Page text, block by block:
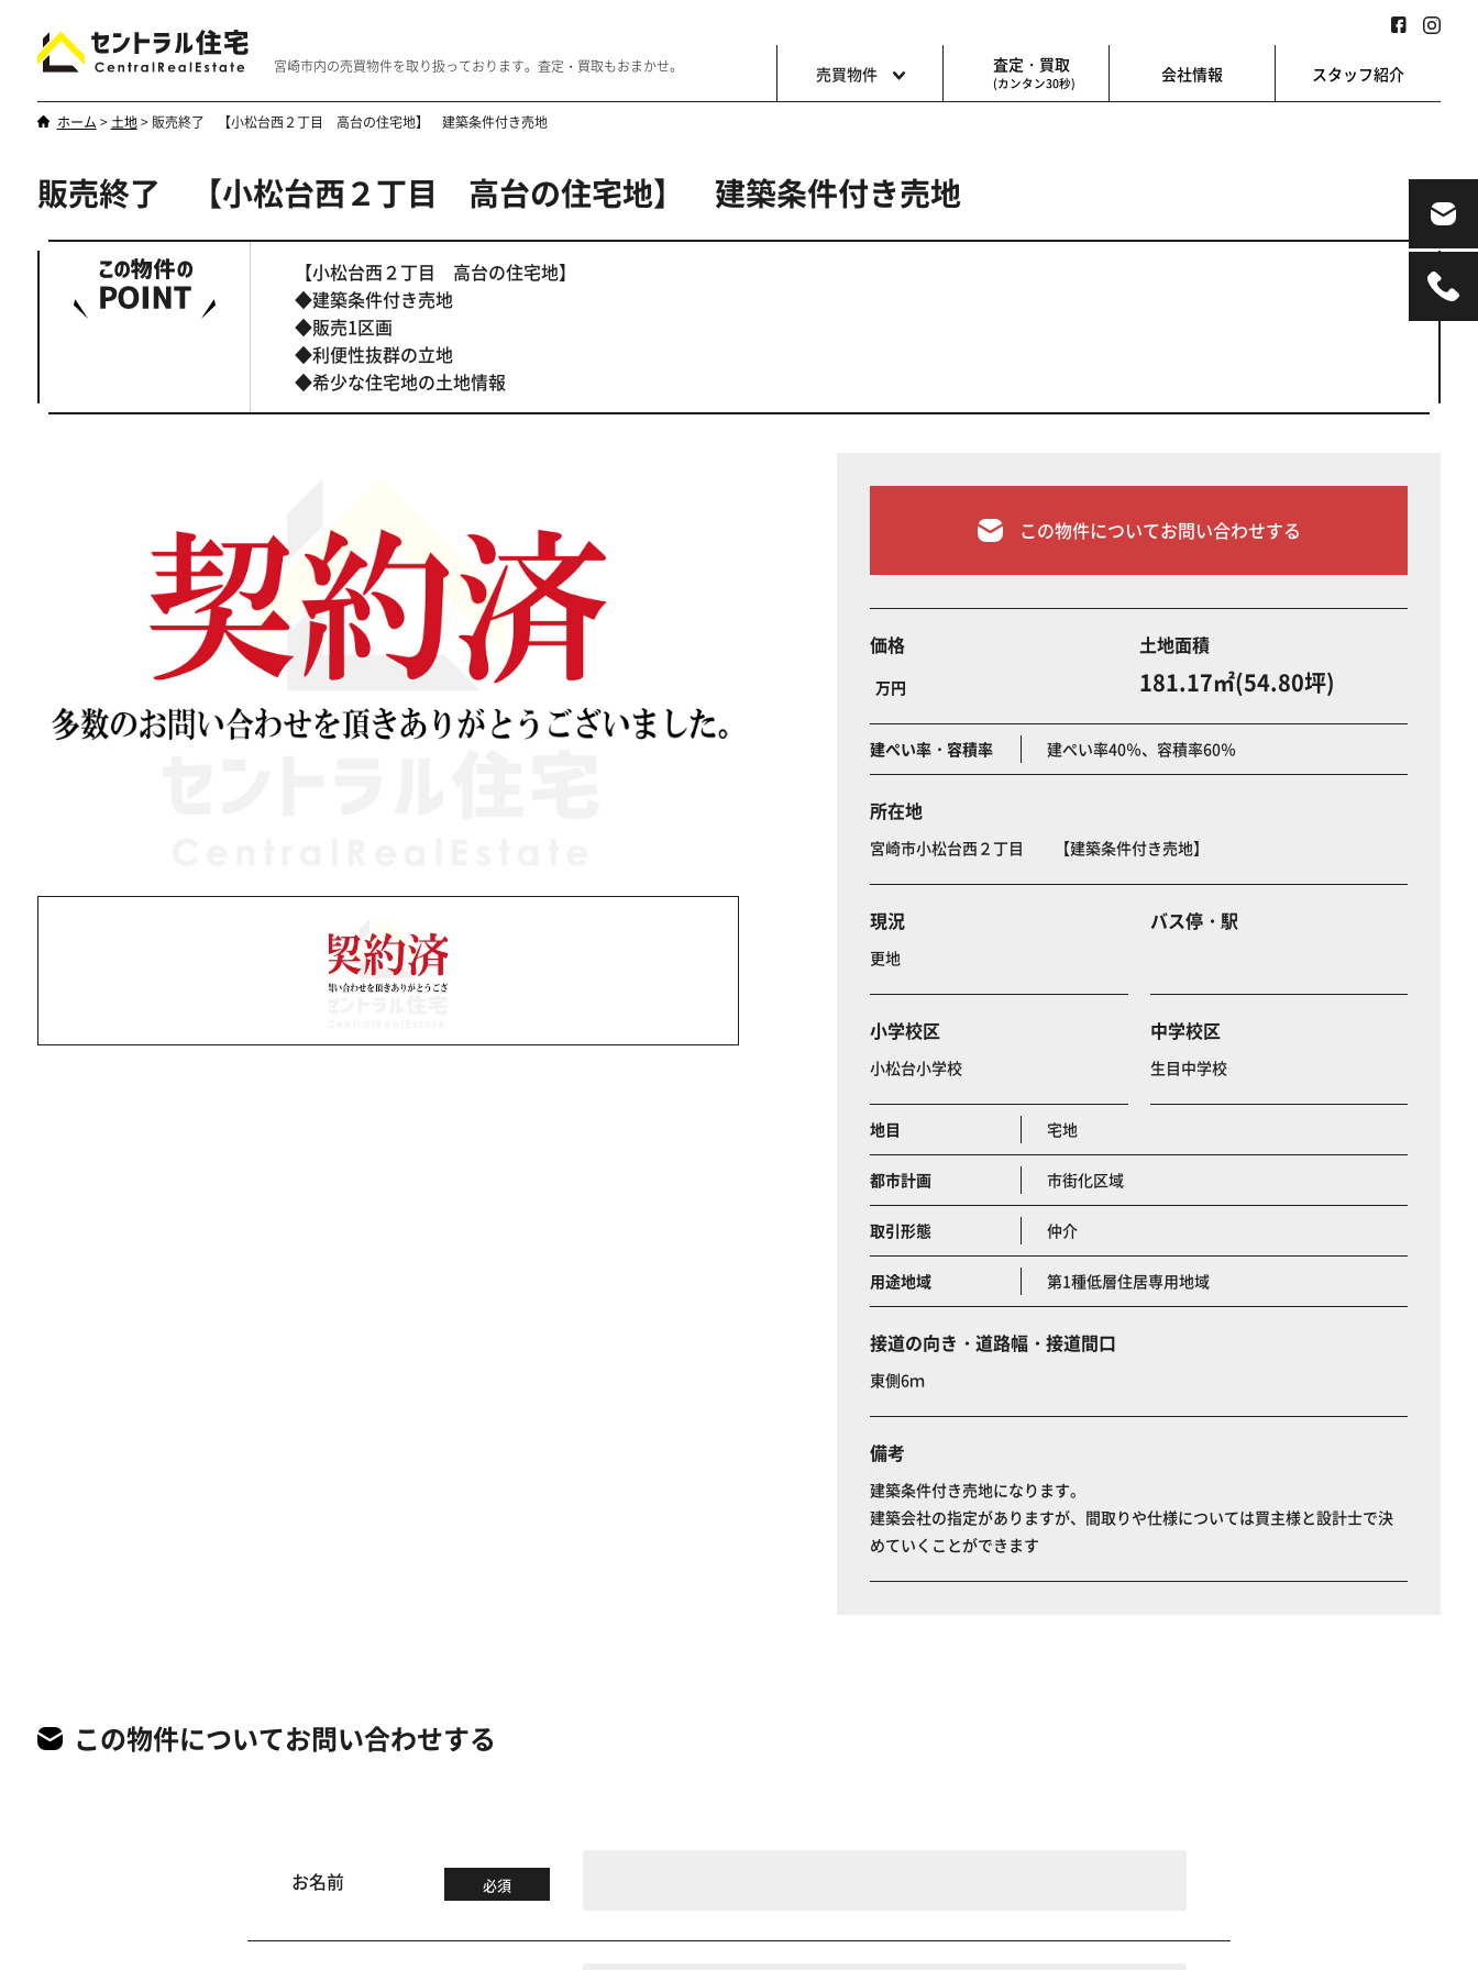
宮崎市内の売買物件を取り扱っております。査定・買取もおまかせ。 売買物件 査定・買取
(カンタン30秒) 会社情報 スタッフ紹介
やはり一戸建てが一番
ホーム > 土地> 販売終了 【小松台西２丁目 高台の住宅地】 建築条件付き売地
販売終了 【小松台西２丁目 高台の住宅地】 建築条件付き売地
【小松台西２丁目 高台の住宅地】
◆建築条件付き売地
◆販売1区画
◆利便性抜群の立地
◆希少な住宅地の土地情報
この物件についてお問い合わせする
価格
万円
土地面積
181.17㎡(54.80坪)
建ぺい率・容積率 建ぺい率40％、容積率60％
所在地
宮崎市小松台西２丁目 【建築条件付き売地】
現況
更地
バス停・駅
小学校区
小松台小学校
中学校区
生目中学校
地目 宅地
都市計画 市街化区域
取引形態 仲介
用途地域 第1種低層住居専用地域
接道の向き・道路幅・接道間口
東側6ｍ
備考
建築条件付き売地になります。
建築会社の指定がありますが、間取りや仕様については買主様と設計士で決
めていくことができます
この物件についてお問い合わせする
お名前 必須